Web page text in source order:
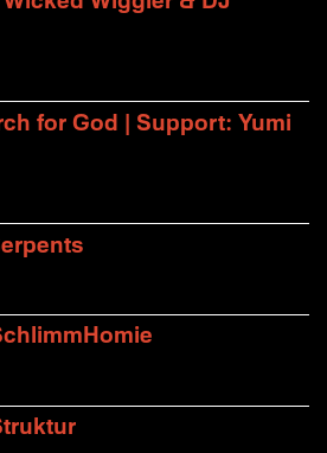
for God | Support: Yumi